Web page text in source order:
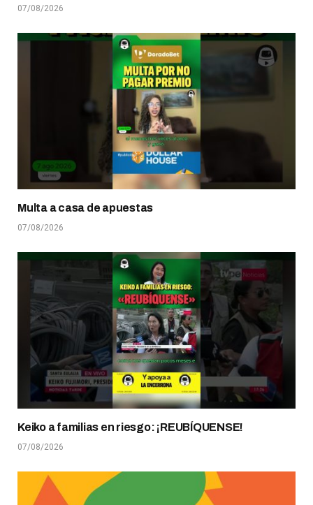
07/08/2026
Multa a casa de apuestas
07/08/2026
Keiko a familias en riesgo: ¡REUBÍQUENSE!
07/08/2026